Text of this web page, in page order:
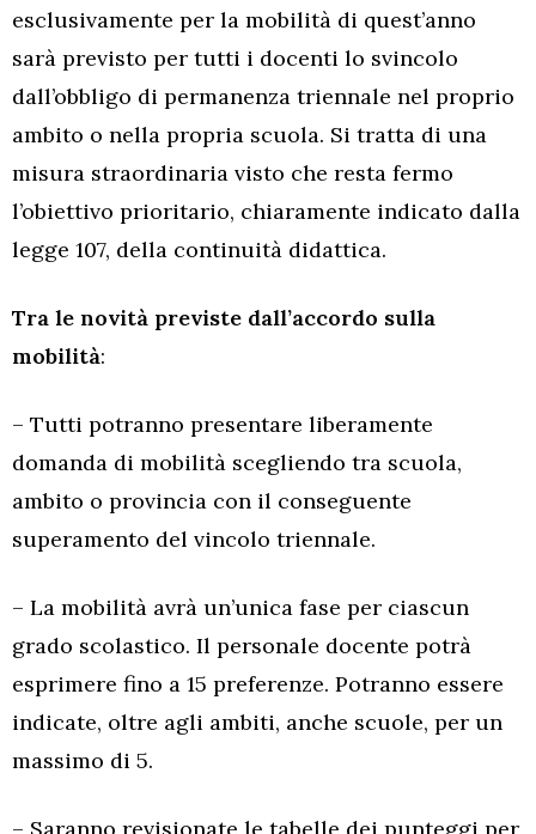
esclusivamente per la mobilità di quest’anno
sarà previsto per tutti i docenti lo svincolo
dall’obbligo di permanenza triennale nel proprio
ambito o nella propria scuola. Si tratta di una
misura straordinaria visto che resta fermo
l’obiettivo prioritario, chiaramente indicato dalla
legge 107, della continuità didattica.
Tra le novità previste dall’accordo sulla
mobilità:
– Tutti potranno presentare liberamente
domanda di mobilità scegliendo tra scuola,
ambito o provincia con il conseguente
superamento del vincolo triennale.
– La mobilità avrà un’unica fase per ciascun
grado scolastico. Il personale docente potrà
esprimere fino a 15 preferenze. Potranno essere
indicate, oltre agli ambiti, anche scuole, per un
massimo di 5.